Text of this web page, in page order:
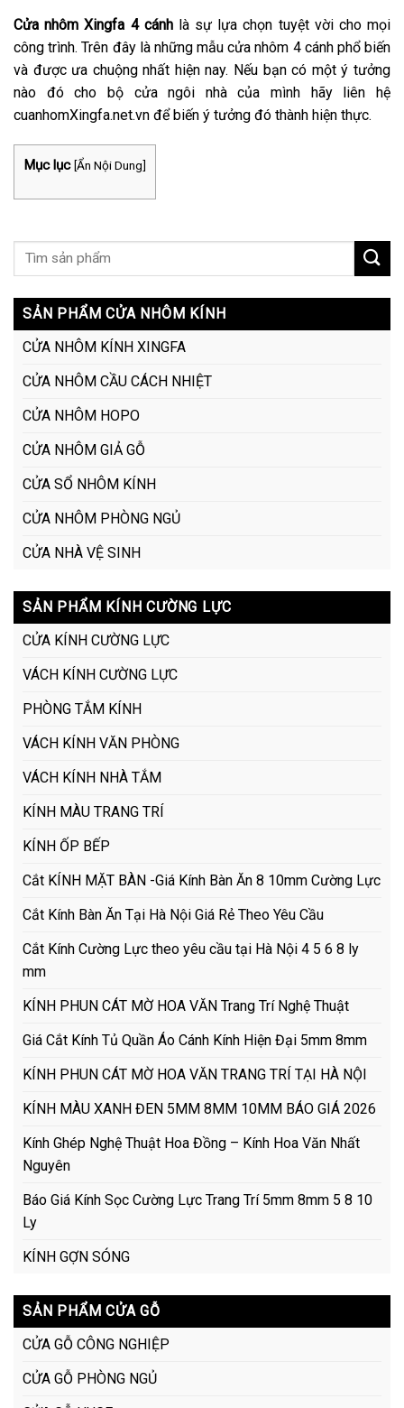
Cửa nhôm Xingfa 4 cánhlà sự lựa chọn tuyệt vời cho mọi
công trình. Trên đây là những mẫu cửa nhôm 4 cánh phổ biến
và được ưa chuộng nhất hiện nay. Nếu bạn có một ý tưởng
nào đó cho bộ cửa ngôi nhà của mình hãy liên hệ
cuanhomXingfa.net.vn để biến ý tưởng đó thành hiện thực.
Mục lục [Ẩn Nội Dung]
SẢN PHẨM CỬA NHÔM KÍNH
CỬA NHÔM KÍNH XINGFA
CỬA NHÔM CẦU CÁCH NHIỆT
CỬA NHÔM HOPO
CỬA NHÔM GIẢ GỖ
CỬA SỔ NHÔM KÍNH
CỬA NHÔM PHÒNG NGỦ
CỬA NHÀ VỆ SINH
SẢN PHẨM KÍNH CƯỜNG LỰC
CỬA KÍNH CƯỜNG LỰC
VÁCH KÍNH CƯỜNG LỰC
PHÒNG TẮM KÍNH
VÁCH KÍNH VĂN PHÒNG
VÁCH KÍNH NHÀ TẮM
KÍNH MÀU TRANG TRÍ
KÍNH ỐP BẾP
Cắt KÍNH MẶT BÀN -Giá Kính Bàn Ăn 8 10mm Cường Lực
Cắt Kính Bàn Ăn Tại Hà Nội Giá Rẻ Theo Yêu Cầu
Cắt Kính Cường Lực theo yêu cầu tại Hà Nội 4 5 6 8 ly
mm
KÍNH PHUN CÁT MỜ HOA VĂN Trang Trí Nghệ Thuật
Giá Cắt Kính Tủ Quần Áo Cánh Kính Hiện Đại 5mm 8mm
KÍNH PHUN CÁT MỜ HOA VĂN TRANG TRÍ TẠI HÀ NỘI
KÍNH MÀU XANH ĐEN 5MM 8MM 10MM BÁO GIÁ 2026
Kính Ghép Nghệ Thuật Hoa Đồng – Kính Hoa Văn Nhất
Nguyên
Báo Giá Kính Sọc Cường Lực Trang Trí 5mm 8mm 5 8 10
Ly
KÍNH GỢN SÓNG
SẢN PHẨM CỬA GỖ
CỬA GỖ CÔNG NGHIỆP
CỬA GỖ PHÒNG NGỦ